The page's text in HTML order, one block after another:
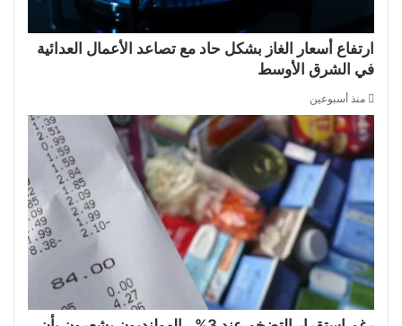
ارتفاع أسعار الغاز بشكل حاد مع تصاعد الأعمال العدائية
في الشرق الأوسط
منذ أسبوعين